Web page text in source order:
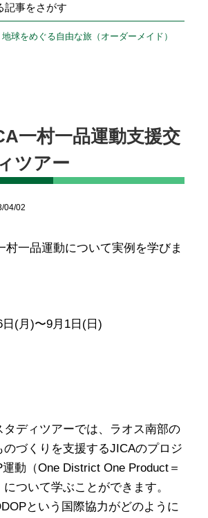
記事をさがす
地球をめぐる自由な旅（オーダーメイド）
一村一品運動支援交
ツアー
04/02
村一品運動について実例を学びま
日(月)〜9月1日(日)
タディツアーでは、ラオス南部の
のづくりを支援するJICAのプロジ
運動（One District One Product＝
ついて学ぶことができます。
という国際協力がどのように